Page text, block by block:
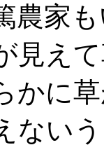
家も
見え
かに
ない